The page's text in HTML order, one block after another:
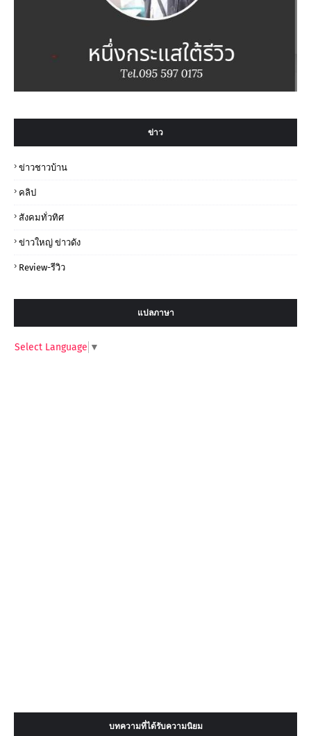
ข่าว
ข่าวชาวบ้าน
คลิป
สังคมทั่วทิศ
ข่าวใหญ่ ข่าวดัง
Review-รีวิว
แปลภาษา
Select Language ▼
บทความที่ได้รับความนิยม